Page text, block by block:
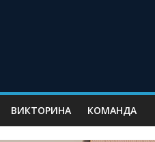
ВИКТОРИНА КОМАНДА